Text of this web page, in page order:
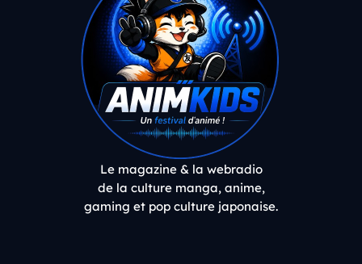
Le magazine & la webradio
de la culture manga, anime,
gaming et pop culture japonaise.